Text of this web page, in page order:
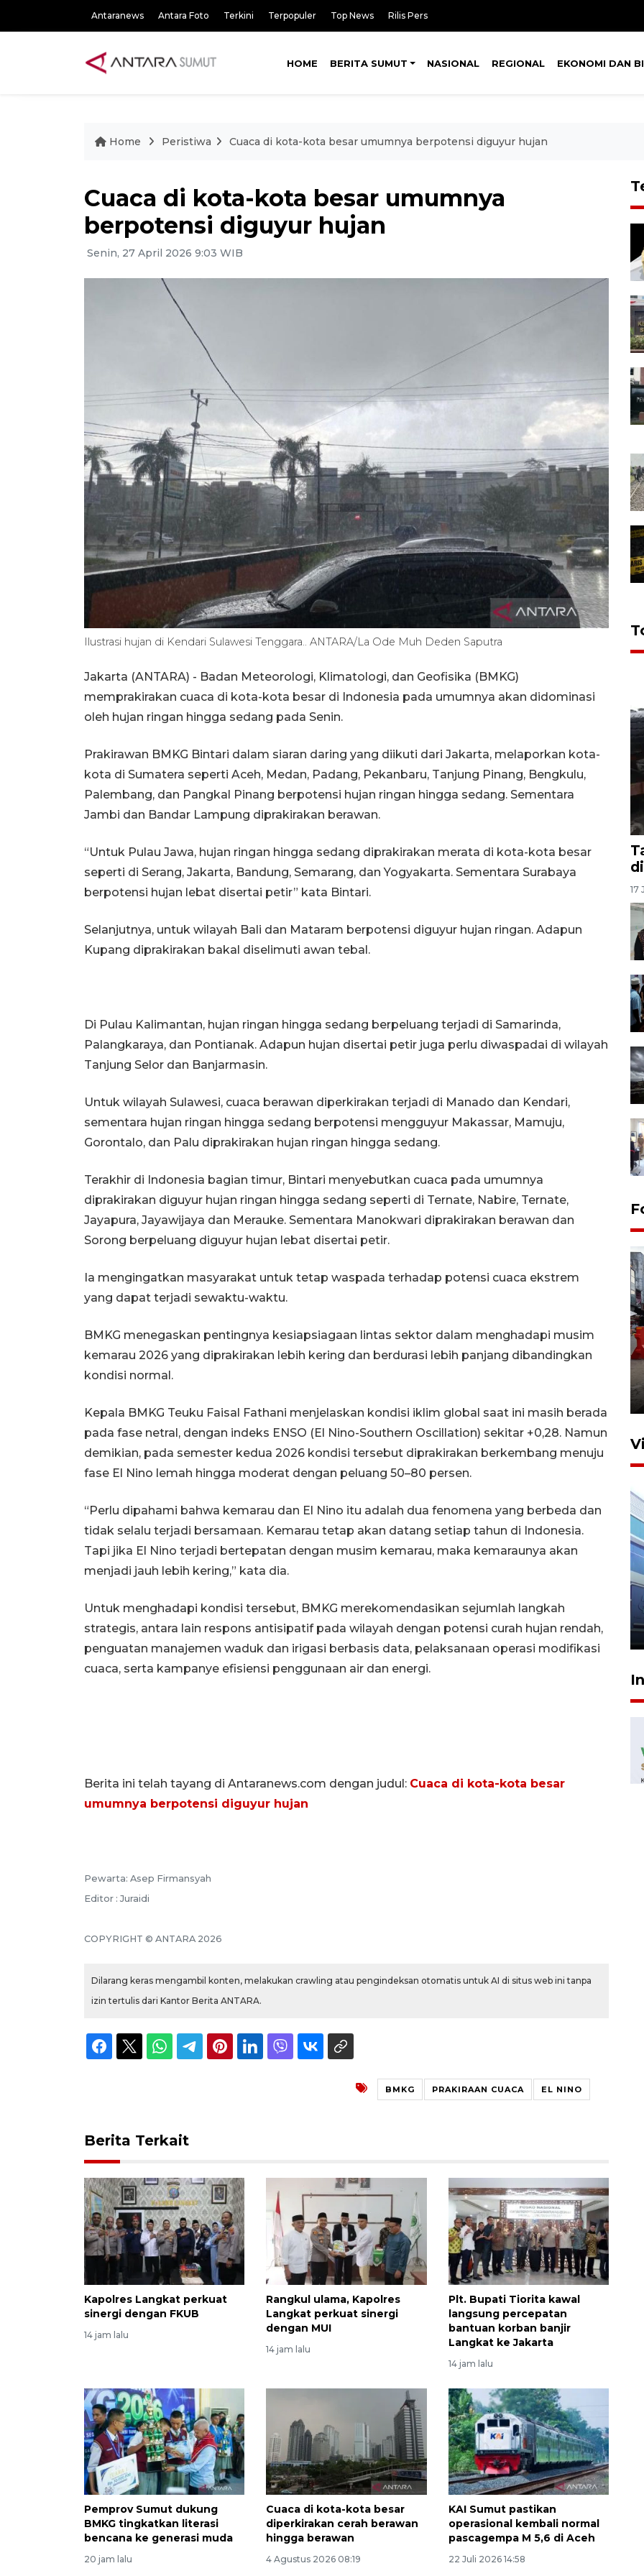
Antaranews Antara Foto Terkini Terpopuler Top News Rilis Pers
HOME BERITA SUMUT NASIONAL REGIONAL EKONOMI DAN
Home Peristiwa Cuaca di kota-kota besar umumnya berpotensi diguyur hujan
Cuaca di kota-kota besar umumnya
berpotensi diguyur hujan
Senin, 27 April 2026 9:03 WIB
Ilustrasi hujan di Kendari Sulawesi Tenggara.. ANTARA/La Ode Muh Deden Saputra
Jakarta (ANTARA) - Badan Meteorologi, Klimatologi, dan Geofisika (BMKG)
memprakirakan cuaca di kota-kota besar di Indonesia pada umumnya akan didominasi
oleh hujan ringan hingga sedang pada Senin.
Prakirawan BMKG Bintari dalam siaran daring yang diikuti dari Jakarta, melaporkan kota-
kota di Sumatera seperti Aceh, Medan, Padang, Pekanbaru, Tanjung Pinang, Bengkulu,
Palembang, dan Pangkal Pinang berpotensi hujan ringan hingga sedang. Sementara
Jambi dan Bandar Lampung diprakirakan berawan.
“Untuk Pulau Jawa, hujan ringan hingga sedang diprakirakan merata di kota-kota besar
seperti di Serang, Jakarta, Bandung, Semarang, dan Yogyakarta. Sementara Surabaya
berpotensi hujan lebat disertai petir” kata Bintari.
Selanjutnya, untuk wilayah Bali dan Mataram berpotensi diguyur hujan ringan. Adapun
Kupang diprakirakan bakal diselimuti awan tebal.
Di Pulau Kalimantan, hujan ringan hingga sedang berpeluang terjadi di Samarinda,
Palangkaraya, dan Pontianak. Adapun hujan disertai petir juga perlu diwaspadai di wilayah
Tanjung Selor dan Banjarmasin.
Untuk wilayah Sulawesi, cuaca berawan diperkirakan terjadi di Manado dan Kendari,
sementara hujan ringan hingga sedang berpotensi mengguyur Makassar, Mamuju,
Gorontalo, dan Palu diprakirakan hujan ringan hingga sedang.
Terakhir di Indonesia bagian timur, Bintari menyebutkan cuaca pada umumnya
diprakirakan diguyur hujan ringan hingga sedang seperti di Ternate, Nabire, Ternate,
Jayapura, Jayawijaya dan Merauke. Sementara Manokwari diprakirakan berawan dan
Sorong berpeluang diguyur hujan lebat disertai petir.
Ia mengingatkan masyarakat untuk tetap waspada terhadap potensi cuaca ekstrem
yang dapat terjadi sewaktu-waktu.
BMKG menegaskan pentingnya kesiapsiagaan lintas sektor dalam menghadapi musim
kemarau 2026 yang diprakirakan lebih kering dan berdurasi lebih panjang dibandingkan
kondisi normal.
Kepala BMKG Teuku Faisal Fathani menjelaskan kondisi iklim global saat ini masih berada
pada fase netral, dengan indeks ENSO (El Nino-Southern Oscillation) sekitar +0,28. Namun
demikian, pada semester kedua 2026 kondisi tersebut diprakirakan berkembang menuju
fase El Nino lemah hingga moderat dengan peluang 50–80 persen.
“Perlu dipahami bahwa kemarau dan El Nino itu adalah dua fenomena yang berbeda dan
tidak selalu terjadi bersamaan. Kemarau tetap akan datang setiap tahun di Indonesia.
Tapi jika El Nino terjadi bertepatan dengan musim kemarau, maka kemaraunya akan
menjadi jauh lebih kering,” kata dia.
Untuk menghadapi kondisi tersebut, BMKG merekomendasikan sejumlah langkah
strategis, antara lain respons antisipatif pada wilayah dengan potensi curah hujan rendah,
penguatan manajemen waduk dan irigasi berbasis data, pelaksanaan operasi modifikasi
cuaca, serta kampanye efisiensi penggunaan air dan energi.
Berita ini telah tayang di Antaranews.com dengan judul: Cuaca di kota-kota besar
umumnya berpotensi diguyur hujan
Pewarta: Asep Firmansyah
Editor : Juraidi
COPYRIGHT © ANTARA 2026
Dilarang keras mengambil konten, melakukan crawling atau pengindeksan otomatis untuk AI di situs web ini tanpa
izin tertulis dari Kantor Berita ANTARA.
BMKG PRAKIRAAN CUACA EL NINO
Berita Terkait
Kapolres Langkat perkuat
sinergi dengan FKUB
14 jam lalu
Rangkul ulama, Kapolres
Langkat perkuat sinergi
dengan MUI
14 jam lalu
Plt. Bupati Tiorita kawal
langsung percepatan
bantuan korban banjir
Langkat ke Jakarta
14 jam lalu
Pemprov Sumut dukung
BMKG tingkatkan literasi
bencana ke generasi muda
20 jam lalu
Cuaca di kota-kota besar
diperkirakan cerah berawan
hingga berawan
4 Agustus 2026 08:19
KAI Sumut pastikan
operasional kembali normal
pascagempa M 5,6 di Aceh
22 Juli 2026 14:58
17
Pelaporan SPT Tahunan di
jantung anak
23 Juli 2026 20:04